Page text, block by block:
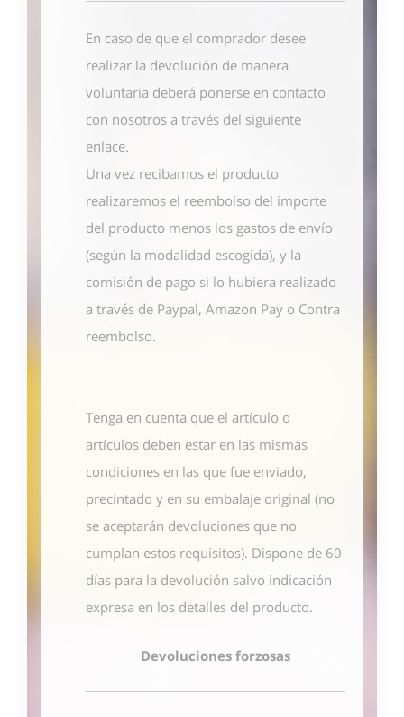
En caso de que el comprador desee
realizar la devolución de manera
voluntaria deberá ponerse en contacto
con nosotros a través del siguiente
enlace.
Una vez recibamos el producto
realizaremos el reembolso del importe
del producto menos los gastos de envío
(según la modalidad escogida), y la
comisión de pago si lo hubiera realizado
a través de Paypal, Amazon Pay o Contra
reembolso.
Tenga en cuenta que el artículo o
artículos deben estar en las mismas
condiciones en las que fue enviado,
precintado y en su embalaje original (no
se aceptarán devoluciones que no
cumplan estos requisitos). Dispone de 60
días para la devolución salvo indicación
expresa en los detalles del producto.
Devoluciones forzosas